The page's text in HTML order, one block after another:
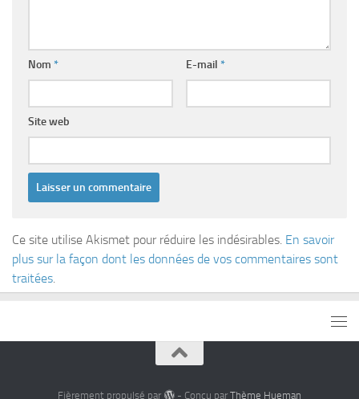
Nom * E-mail *
Site web
Ce site utilise Akismet pour réduire les indésirables. En savoir
plus sur la façon dont les données de vos commentaires sont
traitées.
Fièrement propulsé par - Conçu par Thème Hueman